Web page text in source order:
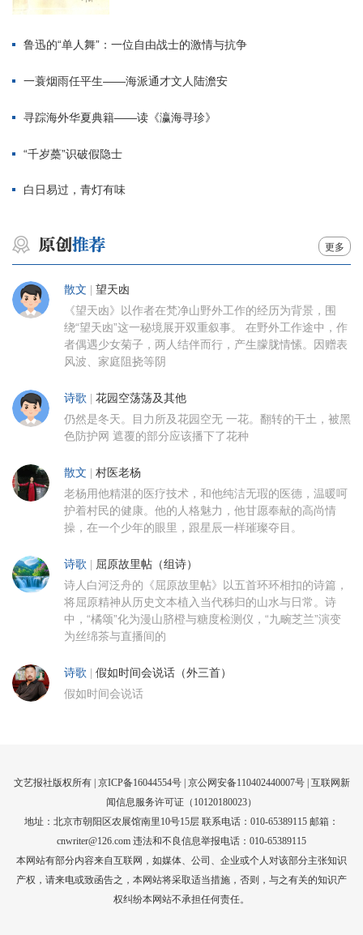
鲁迅的“单人舞”：一位自由战士的激情与抗争
一蓑烟雨任平生——海派通才文人陆澹安
寻踪海外华夏典籍——读《瀛海寻珍》
“千岁蘽”识破假隐士
白日易过，青灯有味
更多
散文 | 望天凼
《望天凼》以作者在梵净山野外工作的经历为背景，围
绕“望天凼”这一秘境展开双重叙事。 在野外工作途中，作
者偶遇少女菊子，两人结伴而行，产生朦胧情愫。因赠表
风波、家庭阻挠等阴
诗歌 | 花园空荡荡及其他
仍然是冬天。目力所及花园空无 一花。翻转的干土，被黑
色防护网 遮覆的部分应该播下了花种
散文 | 村医老杨
老杨用他精湛的医疗技术，和他纯洁无瑕的医德，温暖呵
护着村民的健康。他的人格魅力，他甘愿奉献的高尚情
操，在一个少年的眼里，跟星辰一样璀璨夺目。
诗歌 | 屈原故里帖（组诗）
诗人白河泛舟的《屈原故里帖》以五首环环相扣的诗篇，
将屈原精神从历史文本植入当代秭归的山水与日常。诗
中，“橘颂”化为漫山脐橙与糖度检测仪，“九畹芝兰”演变
为丝绵茶与直播间的
诗歌 | 假如时间会说话（外三首）
假如时间会说话
文艺报社版权所有 | 京ICP备16044554号| 京公网安备110402440007号 | 互联网新
闻信息服务许可证（10120180023）
地址：北京市朝阳区农展馆南里10号15层 联系电话：010-65389115 邮箱：
cnwriter@126.com 违法和不良信息举报电话：010-65389115
本网站有部分内容来自互联网，如媒体、公司、企业或个人对该部分主张知识
产权，请来电或致函告之，本网站将采取适当措施，否则，与之有关的知识产
权纠纷本网站不承担任何责任。